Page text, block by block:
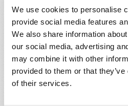
We use cookies to personalise
provide social media features
We also share information
our social media, advertising
may combine it with other
provided to them or that
of their services.
L’HUMANITÉ VA-T-ELLE
Roderick Meredith